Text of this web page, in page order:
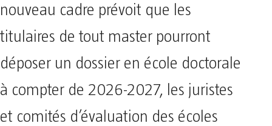
nouveau cadre prévoit que les
titulaires de tout master pourront
déposer un dossier en école doctorale
à compter de 2026-2027, les juristes
et comités d’évaluation des écoles